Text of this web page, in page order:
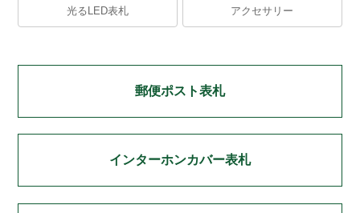
光るLED表札 アクセサリー
郵便ポスト表札
インターホンカバー表札